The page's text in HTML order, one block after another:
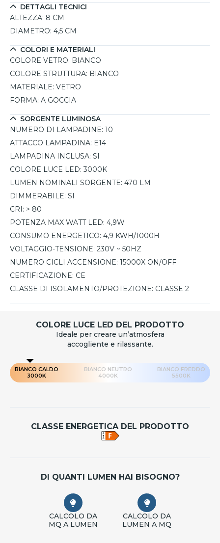
consumi.
DETTAGLI TECNICI
ALTEZZA: 8 CM
DIAMETRO: 4,5 CM
COLORI E MATERIALI
COLORE VETRO: BIANCO
COLORE STRUTTURA: BIANCO
MATERIALE: VETRO
FORMA: A GOCCIA
SORGENTE LUMINOSA
NUMERO DI LAMPADINE: 10
ATTACCO LAMPADINA: E14
LAMPADINA INCLUSA: SI
COLORE LUCE LED: 3000K
LUMEN NOMINALI SORGENTE: 470 LM
DIMMERABILE: SI
CRI: > 80
POTENZA MAX WATT LED: 4,9W
CONSUMO ENERGETICO: 4,9 KWH/1000H
VOLTAGGIO-TENSIONE: 230V ~ 50HZ
NUMERO CICLI ACCENSIONE: 15000X ON/OFF
CERTIFICAZIONE: CE
CLASSE DI ISOLAMENTO/PROTEZIONE: CLASSE 2
COLORE LUCE LED DEL PRODOTTO
Ideale per creare un’atmosfera
accogliente e rilassante.
BIANCO CALDO
3000K
BIANCO NEUTRO
4000K
BIANCO FREDDO
5500K
CLASSE ENERGETICA DEL PRODOTTO
DI QUANTI LUMEN HAI BISOGNO?
CALCOLO DA
MQ A LUMEN
CALCOLO DA
LUMEN A MQ